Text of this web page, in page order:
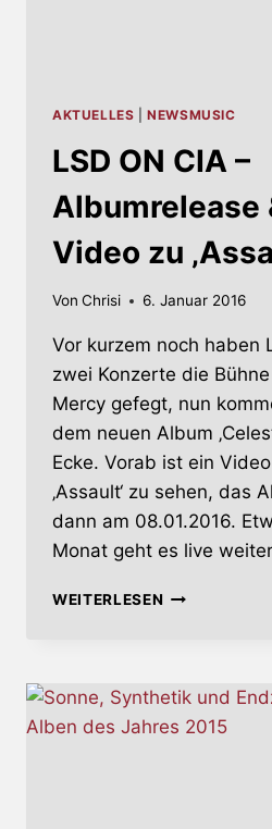
AKTUELLES |NEWSMUSIC
LSD ON CIA –
Albumrelease
Video zu
Von Chrisi 6. Januar 2016
Vor kurzem noch haben
zwei Konzerte die
Mercy gefegt, nun
dem neuen Album
Ecke. Vorab ist ein
‚Assault‘ zu sehen, das
dann am 08.01.2016.
Monat geht es live
WEITERLESENLSD
&
NEUES